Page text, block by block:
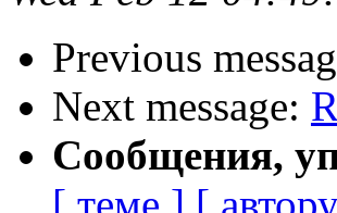
Previous
Next message:
Сообщения,